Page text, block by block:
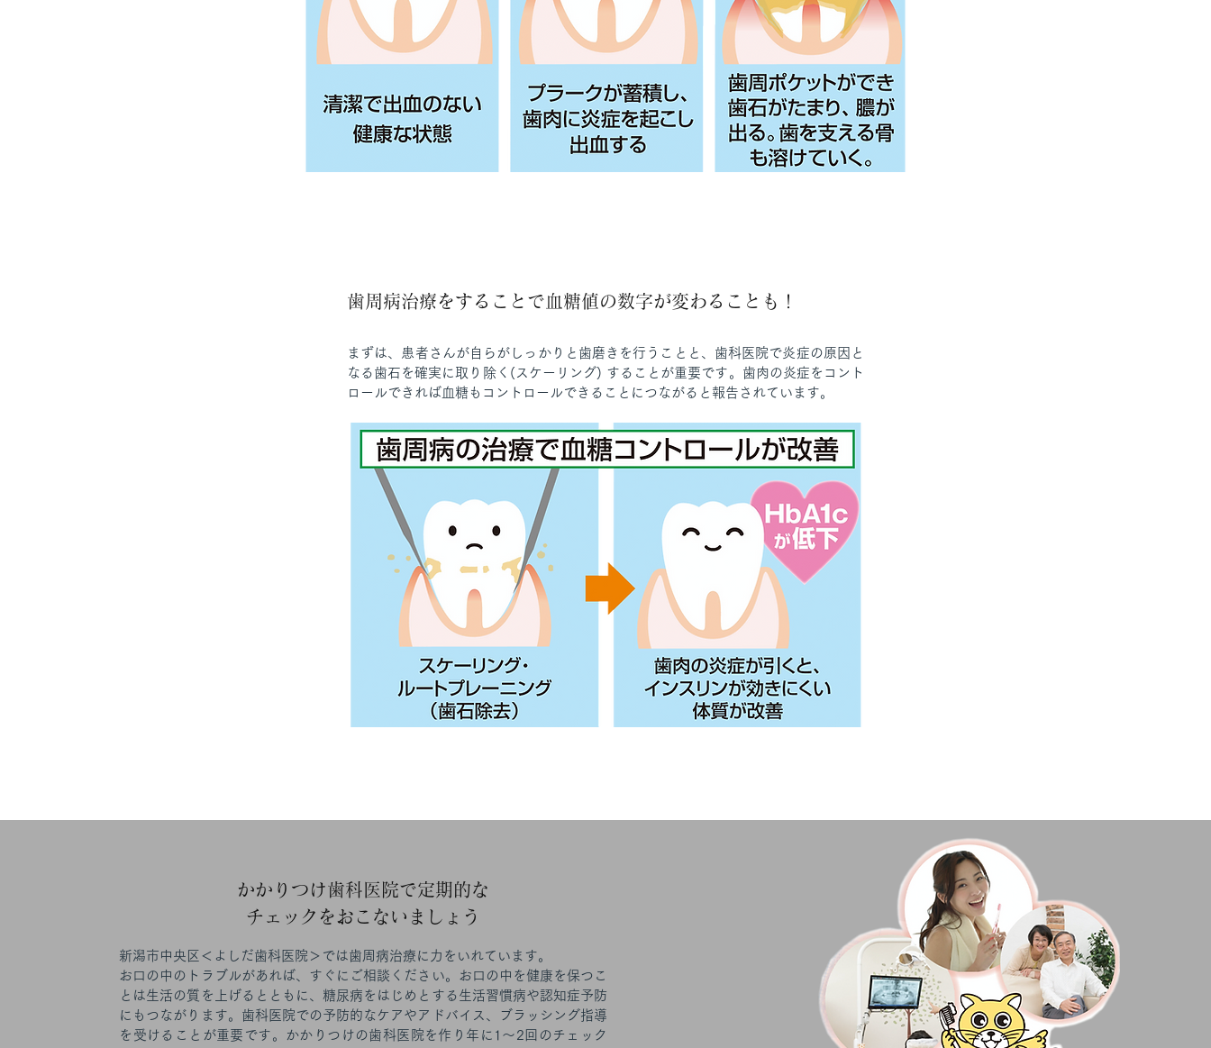
​歯周病治療をすることで血糖値の数字が変わることも！
まずは、患者さんが自らがしっかりと歯磨きを行うことと、歯科医院で炎症の原因と
なる歯石を確実に取り除く(スケーリング) することが重要です。歯肉の炎症をコント
ロールできれば血糖もコントロールできることにつながると報告されています。
​かかりつけ歯科医院で定期的な
チェックをおこないましょう
新潟市中央区＜よしだ歯科医院＞では歯周病治療に力をいれています。
お口の中のトラブルがあれば、すぐにご相談ください。お口の中を健康を保つこ
とは生活の質を上げるとともに、糖尿病をはじめとする生活習慣病や認知症予防
にもつながります。歯科医院での予防的なケアやアドバイス、ブラッシング指導
を受けることが重要です。かかりつけの歯科医院を作り年に1～2回のチェック